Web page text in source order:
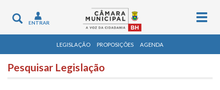
Toggle
navigation
ENTRAR
LEGISLAÇÃO PROPOSIÇÕES AGENDA
Pesquisar Legislação